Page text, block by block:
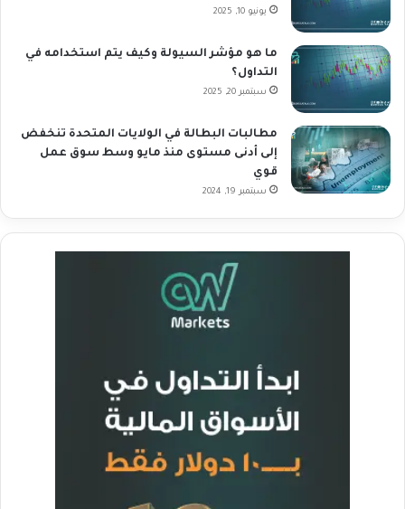
يونيو 10, 2025
ما هو مؤشر السيولة وكيف يتم استخدامه في
التداول؟
سبتمبر 20, 2025
مطالبات البطالة في الولايات المتحدة تنخفض
إلى أدنى مستوى منذ مايو وسط سوق عمل
قوي
سبتمبر 19, 2024